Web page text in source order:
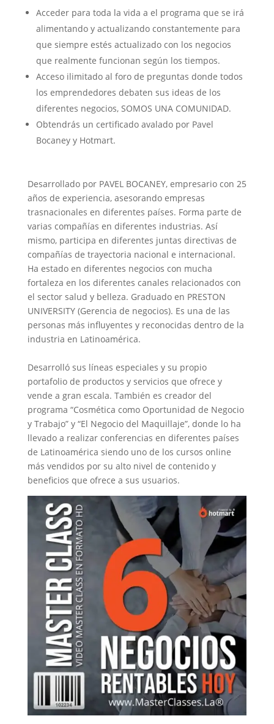
Acceder para toda la vida a el programa que se irá
alimentando y actualizando constantemente para
que siempre estés actualizado con los negocios
que realmente funcionan según los tiempos.
Acceso ilimitado al foro de preguntas donde todos
los emprendedores debaten sus ideas de los
diferentes negocios, SOMOS UNA COMUNIDAD.
Obtendrás un certificado avalado por Pavel
Bocaney y Hotmart.
Desarrollado por PAVEL BOCANEY, empresario con 25
años de experiencia, asesorando empresas
trasnacionales en diferentes países. Forma parte de
varias compañías en diferentes industrias. Así
mismo, participa en diferentes juntas directivas de
compañías de trayectoria nacional e internacional.
Ha estado en diferentes negocios con mucha
fortaleza en los diferentes canales relacionados con
el sector salud y belleza. Graduado en PRESTON
UNIVERSITY (Gerencia de negocios). Es una de las
personas más influyentes y reconocidas dentro de la
industria en Latinoamérica.
Desarrolló sus líneas especiales y su propio
portafolio de productos y servicios que ofrece y
vende a gran escala. También es creador del
programa “Cosmética como Oportunidad de Negocio
y Trabajo” y “El Negocio del Maquillaje”, donde lo ha
llevado a realizar conferencias en diferentes países
de Latinoamérica siendo uno de los cursos online
más vendidos por su alto nivel de contenido y
beneficios que ofrece a sus usuarios.